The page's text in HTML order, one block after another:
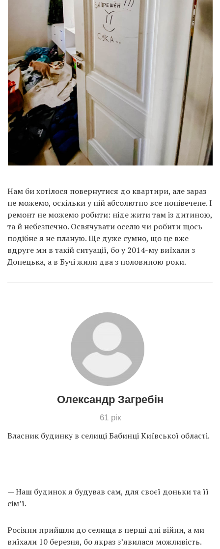
Нам би хотілося повернутися до квартири, але зараз
не можемо, оскільки у ній абсолютно все понівечене. І
ремонт не можемо робити: ніде жити там із дитиною,
та й небезпечно. Освячувати оселю чи робити щось
подібне я не планую. Ще дуже сумно, що це вже
вдруге ми в такій ситуації, бо у 2014-му виїхали з
Донецька, а в Бучі жили два з половиною роки.
Олександр Загребін
61 рік
Власник будинку в селищі Бабинці Київської області.
— Наш будинок я будував сам, для своєї доньки та її
сім’ї.
Росіяни прийшли до селища в перші дні війни, а ми
виїхали 10 березня, бо якраз з’явилася можливість.